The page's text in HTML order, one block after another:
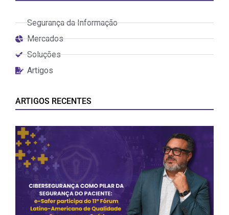
Segurança da Informação
Mercados
Soluções
Artigos
ARTIGOS RECENTES